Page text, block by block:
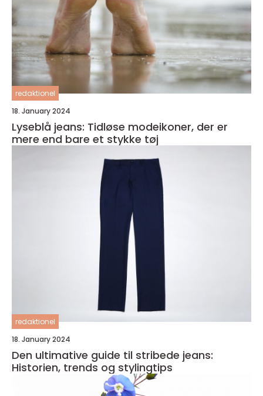
redaktionel
18. January 2024
Lyseblå jeans: Tidløse modeikoner, der er
mere end bare et stykke tøj
redaktionel
18. January 2024
Den ultimative guide til stribede jeans:
Historien, trends og stylingtips